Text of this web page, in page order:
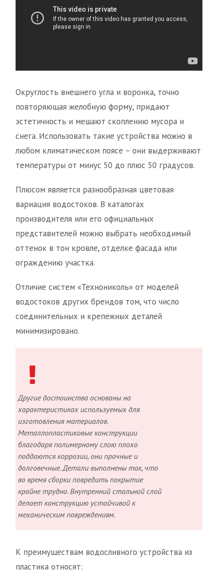
Округлость внешнего угла и воронка, точно
повторяющая желобную форму, придают
эстетичность и мешают скоплению мусора и
снега. Использовать такие устройства можно в
любом климатическом поясе – они выдерживают
температуры от минус 50 до плюс 50 градусов.
Плюсом является разнообразная цветовая
вариация водостоков. В каталогах
производителя или его официальных
представителей можно выбрать необходимый
оттенок в тон кровле, отделке фасада или
ограждению участка.
Отличие систем «Технониколь» от моделей
водостоков других брендов том, что число
соединительных и крепежных деталей
минимизировано.
Другие достоинства основаны на
характеристиках используемых для
изготовления материалов.
Металлопластиковые конструкции
благодаря полимерному слою плохо
поддаются коррозии, они прочные и
долговечные. Детали выполнены так, что
во время сборки повредить покрытие
крайне трудно. Внутренний стальной слой
делает конструкцию устойчивой к
механическим повреждениям.
К преимуществам водосливного устройства из
пластика относят: